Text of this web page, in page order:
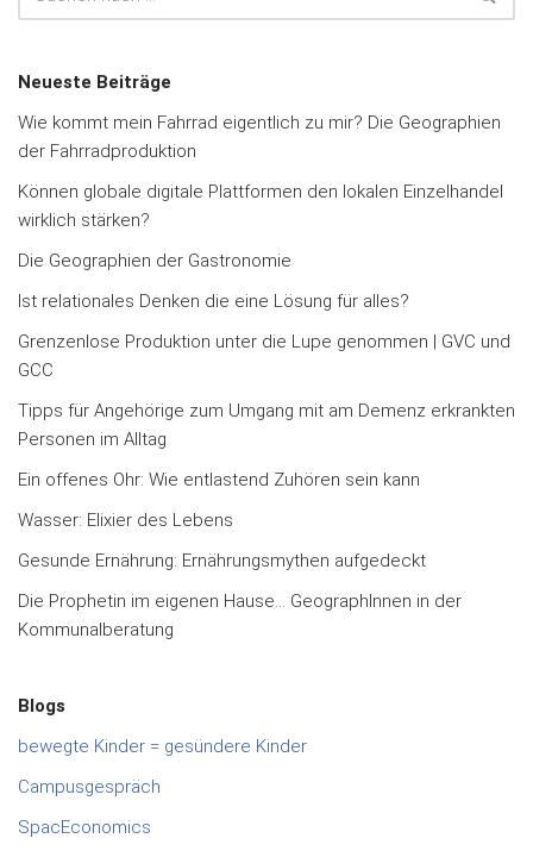
Neueste Beiträge
Wie kommt mein Fahrrad eigentlich zu mir? Die Geographien
der Fahrradproduktion
Können globale digitale Plattformen den lokalen Einzelhandel
wirklich stärken?
Die Geographien der Gastronomie
Ist relationales Denken die eine Lösung für alles?
Grenzenlose Produktion unter die Lupe genommen | GVC und
GCC
Tipps für Angehörige zum Umgang mit am Demenz erkrankten
Personen im Alltag
Ein offenes Ohr: Wie entlastend Zuhören sein kann
Wasser: Elixier des Lebens
Gesunde Ernährung: Ernährungsmythen aufgedeckt
Die Prophetin im eigenen Hause… GeographInnen in der
Kommunalberatung
Blogs
bewegte Kinder = gesündere Kinder
Campusgespräch
SpacEconomics